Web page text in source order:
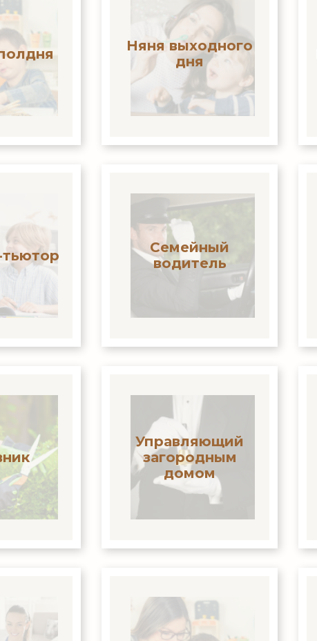
Няня выходного
дня
тьютор
Семейный
водитель
Управляющий
загородным
домом